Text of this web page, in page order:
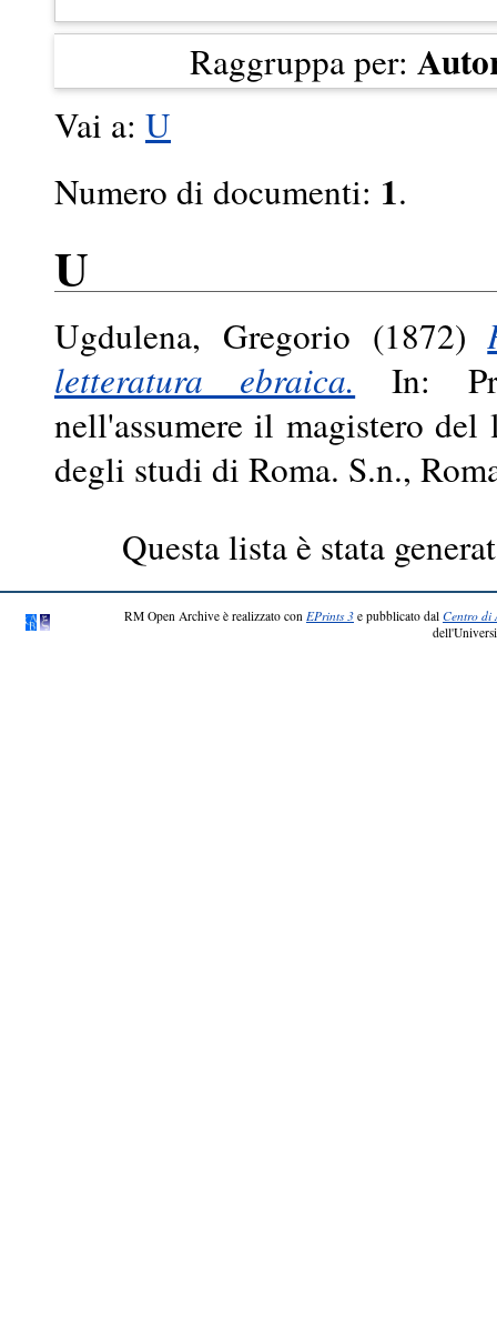
Raggruppa per:
Vai a: U
Numero di documenti: 1.
U
Ugdulena, Gregorio (1872)
letteratura ebraica. In:
nell'assumere il magistero
degli studi di Roma. S.n.,
Questa lista è stata
RM Open Archive è realizzato con EPrints 3 e pubblicato dal Centro di